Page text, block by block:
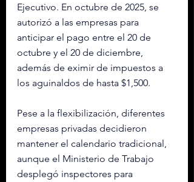
Ejecutivo. En octubre de 2025, se
autorizó a las empresas para
anticipar el pago entre el 20 de
octubre y el 20 de diciembre,
además de eximir de impuestos a
los aguinaldos de hasta $1,500.
Pese a la flexibilización, diferentes
empresas privadas decidieron
mantener el calendario tradicional,
aunque el Ministerio de Trabajo
desplegó inspectores para